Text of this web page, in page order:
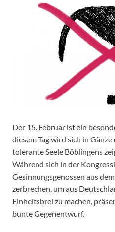
Der 15. Februar ist ein
diesem Tag wird sich in
tolerante Seele Böblingens
Während sich in der
Gesinnungsgenossen aus
zerbrechen, um aus
Einheitsbrei zu machen,
bunte Gegenentwurf.